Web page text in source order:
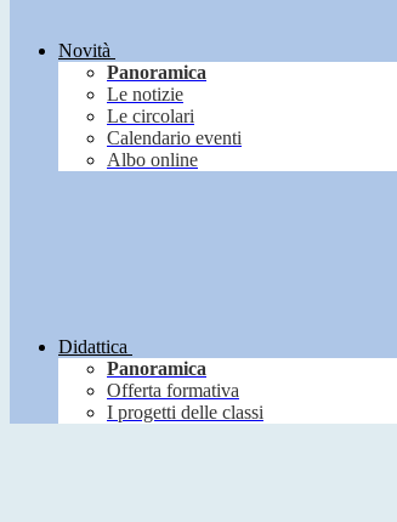
Novità
Panoramica
Le notizie
Le circolari
Calendario eventi
Albo online
Didattica
Panoramica
Offerta formativa
I progetti delle classi